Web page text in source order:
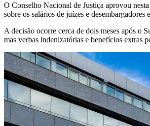
O Conselho Nacional de Justiça aprovou
sobre os salários de juízes e
A decisão ocorre cerca de dois meses após o
mas verbas indenizatórias e benefícios extras